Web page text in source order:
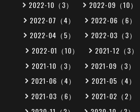
2022-10（3）
2022-09（10）
2022-07（4）
2022-06（6）
2022-04（5）
2022-03（3）
2022-01（10）
2021-12（3）
2021-10（3）
2021-09（3）
2021-06（4）
2021-05（4）
2021-03（6）
2021-02（2）